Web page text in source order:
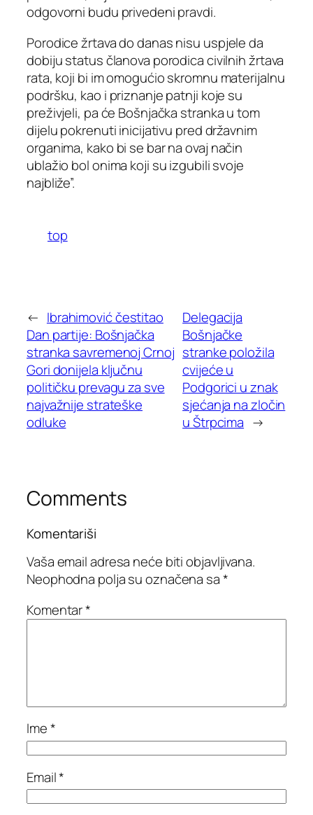
odgovorni budu privedeni pravdi.
Porodice žrtava do danas nisu uspjele da
dobiju status članova porodica civilnih žrtava
rata, koji bi im omogućio skromnu materijalnu
podršku, kao i priznanje patnji koje su
preživjeli, pa će Bošnjačka stranka u tom
dijelu pokrenuti inicijativu pred državnim
organima, kako bi se bar na ovaj način
ublažio bol onima koji su izgubili svoje
najbliže”.
top
← Ibrahimović čestitao
Dan partije: Bošnjačka
stranka savremenoj Crnoj
Gori donijela ključnu
političku prevagu za sve
najvažnije strateške
odluke
Delegacija
Bošnjačke
stranke položila
cvijeće u
Podgorici u znak
sjećanja na zločin
u Štrpcima →
Comments
Komentariši
Vaša email adresa neće biti objavljivana.
Neophodna polja su označena sa*
Komentar*
Ime*
Email*